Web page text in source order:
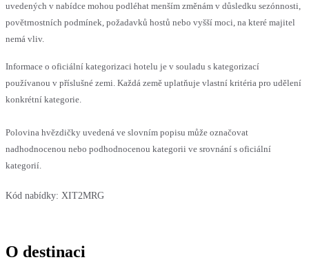
uvedených v nabídce mohou podléhat menším změnám v důsledku sezónnosti,
povětrnostních podmínek, požadavků hostů nebo vyšší moci, na které majitel
nemá vliv.
Informace o oficiální kategorizaci hotelu je v souladu s kategorizací
používanou v příslušné zemi. Každá země uplatňuje vlastní kritéria pro udělení
konkrétní kategorie.
Polovina hvězdičky uvedená ve slovním popisu může označovat
nadhodnocenou nebo podhodnocenou kategorii ve srovnání s oficiální
kategorií.
Kód nabídky: XIT2MRG
O destinaci